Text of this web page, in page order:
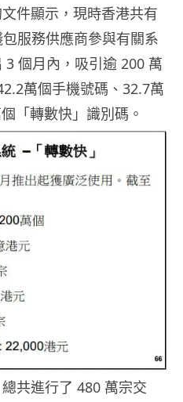
件顯示，現時香港共有
服務供應商參與有關系
個月內，吸引逾 200 萬
萬個手機號碼、32.7萬
「轉數快」識別碼。
共進行了 480 萬宗交